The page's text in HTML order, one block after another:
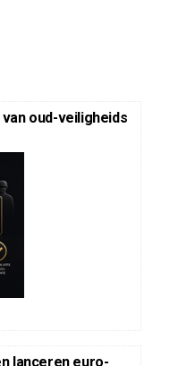
oud-veiligheids
lanceren euro-